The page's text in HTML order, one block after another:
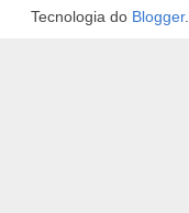
Tecnologia do Blogger.